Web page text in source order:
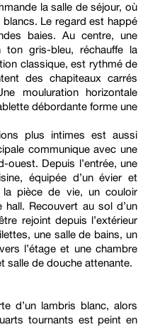
la salle de séjour, où
Le regard est happé
baies. Au centre, une
ton gris-bleu, réchauffe la
classique, est rythmé de
des chapiteaux carrés
mouluration horizontale
débordante forme une
plus intimes est aussi
communique avec une
ouest. Depuis l’entrée, une
équipée d’un évier et
la pièce de vie, un couloir
Recouvert au sol d’un
rejoint depuis l’extérieur
une salle de bains, un
l’étage et une chambre
salle de douche attenante.
d’un lambris blanc, alors
tournants est peint en